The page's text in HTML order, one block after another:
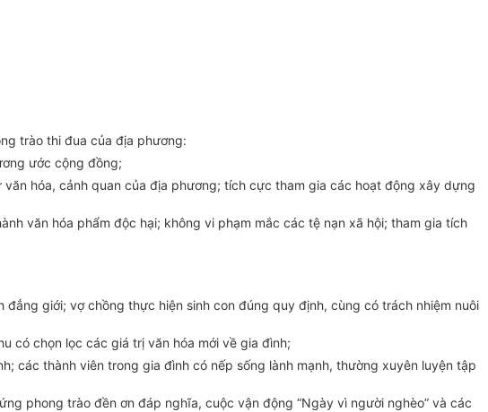
trào thi đua của địa phương:
ước cộng đồng;
hóa, cảnh quan của địa phương; tích cực tham gia các hoạt động xây dựng
văn hóa phẩm độc hại; không vi phạm mắc các tệ nạn xã hội; tham gia tích
giới; vợ chồng thực hiện sinh con đúng quy định, cùng có trách nhiệm nuôi
có chọn lọc các giá trị văn hóa mới về gia đình;
các thành viên trong gia đình có nếp sống lành mạnh, thường xuyên luyện tập
phong trào đền ơn đáp nghĩa, cuộc vận động “Ngày vì người nghèo” và các